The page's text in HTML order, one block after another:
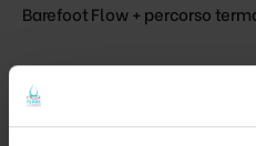
Barefoot Flow + percorso
Body Activation Walk +